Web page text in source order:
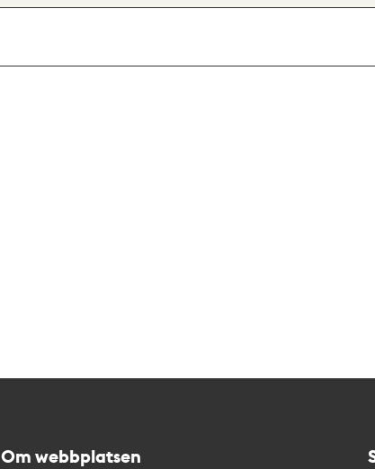
Om webbplatsen